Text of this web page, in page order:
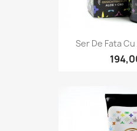
Ser De Fata Cu